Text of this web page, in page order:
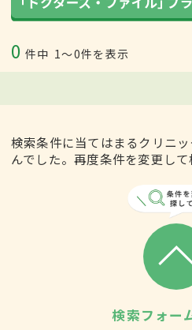
0 件中 1〜0件を表示
検索条件に当てはまるクリニ
んでした。再度条件を変更して
検索フォー